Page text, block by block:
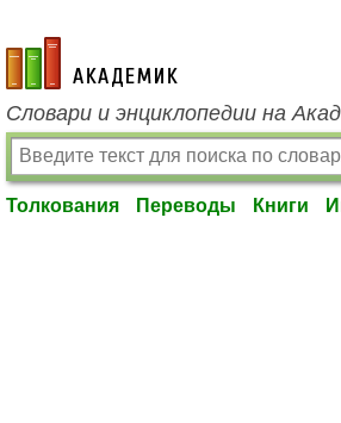
academic.ru
Словари и энциклопедии на
Толкования Переводы Книги